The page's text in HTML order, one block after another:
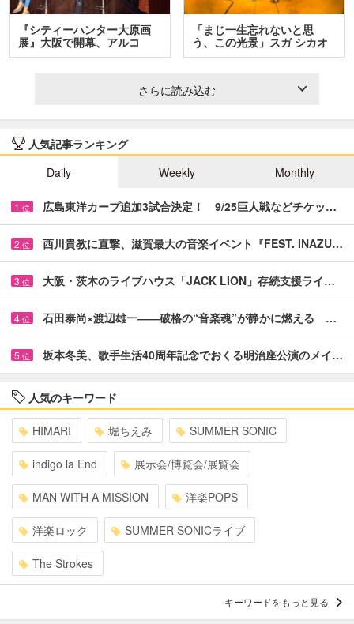
『シティーハンター大原画
展』大阪で開幕、アルコ
＆…
「まじ一生忘れないと思
う、この光景」スガ シカオ
と…
さらに読み込む
人気記事ランキング
Daily
Weekly Monthly
1 位 広島東洋カープ追加3試合決定！ 9/25巨人戦などチケッ…
2 位 西川貴教に直撃、滋賀最大の音楽イベント『FEST. INAZU…
3 位 大阪・茨木のライブハウス「JACK LION」存続支援ライ…
4 位 石田泰尚×渡辺雄一――破格の“音楽魂”が静かに燃える …
5 位 坂本冬美、歌手生活40周年記念でおくる明治座公演のメイ…
人気のキーワード
HIMARI 堀ちえみ SUMMER SONIC
indigo la End 展示会/博覧会/展覧会
MAN WITH A MISSION 洋楽POPS
洋楽ロック SUMMER SONICライブ
The Strokes
キーワードをもっと見る